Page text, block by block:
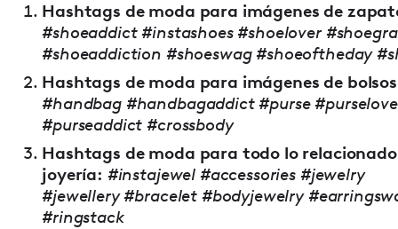
Hashtags de moda para imágenes de
#shoeaddict #instashoes #shoelover
#shoeaddiction #shoeswag #shoeoftheday
Hashtags de moda para imágenes de
#handbag #handbagaddict #purse #purselove
#purseaddict #crossbody
Hashtags de moda para todo lo
joyería: #instajewel #accessories #jewelry
#jewellery #bracelet #bodyjewelry
#ringstack